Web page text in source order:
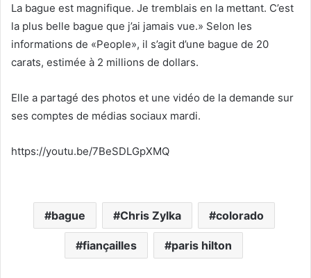
La bague est magnifique. Je tremblais en la mettant. C’est
la plus belle bague que j’ai jamais vue.» Selon les
informations de «People», il s’agit d’une bague de 20
carats, estimée à 2 millions de dollars.
Elle a partagé des photos et une vidéo de la demande sur
ses comptes de médias sociaux mardi.
https://youtu.be/7BeSDLGpXMQ
bague Chris Zylka colorado
fiançailles paris hilton